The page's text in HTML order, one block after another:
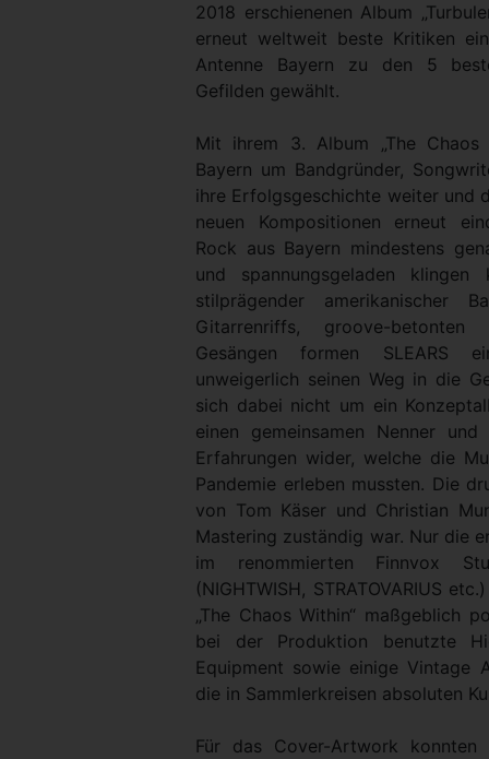
2018 erschienenen Album
erneut weltweit beste Kritiken
Antenne Bayern zu den 5
Gefilden gewählt.
Mit ihrem 3. Album „The
Bayern um Bandgründer,
ihre Erfolgsgeschichte weiter und
neuen Kompositionen erneut
Rock aus Bayern mindestens
und spannungsgeladen
stilprägender amerikanischer
Gitarrenriffs, groove-
Gesängen formen SLEARS
unweigerlich seinen Weg in die
sich dabei nicht um ein
einen gemeinsamen Nenner
Erfahrungen wider, welche die
Pandemie erleben mussten. Die
von Tom Käser und Christian
Mastering zuständig war. Nur die
im renommierten Finnvox
(NIGHTWISH, STRATOVARIUS
„The Chaos Within“ maßgeblich
bei der Produktion benutzte
Equipment sowie einige Vintage
die in Sammlerkreisen absoluten
Für das Cover-Artwork konnten